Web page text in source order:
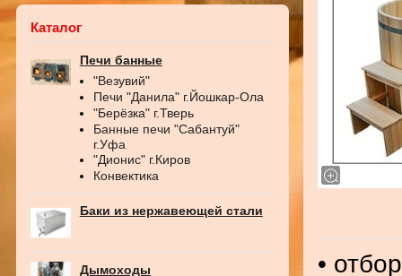
Каталог
Печи банные
"Везувий"
Печи "Данила" г.Йошкар-Ола
"Берёзка" г.Тверь
Банные печи "Сабантуй"
г.Уфа
"Дионис" г.Киров
Конвектика
Баки из нержавеющей стали
Дымоходы
•